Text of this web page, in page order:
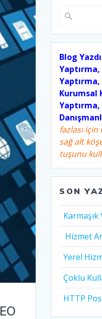
Blog
Kurumsal
Yaptırma,
fazlası
sağ alt
tuşunu
SON
Hizmet
Yerel
Çoklu
HTTP